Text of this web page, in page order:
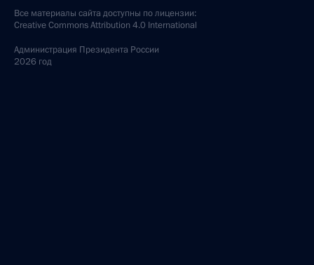
Все материалы сайта доступны по лицензии:
Creative Commons Attribution 4.0 International
Администрация Президента России
2026 год